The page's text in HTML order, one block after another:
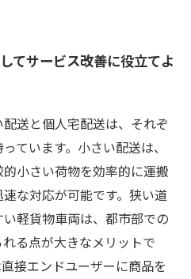
てサービス改善に役立てよ
送と個人宅配送は、それぞ
ています。小さい配送は、
小さい荷物を効率的に運搬
な対応が可能です。狭い道
軽貨物車両は、都市部での
る点が大きなメリットで
接エンドユーザーに商品を